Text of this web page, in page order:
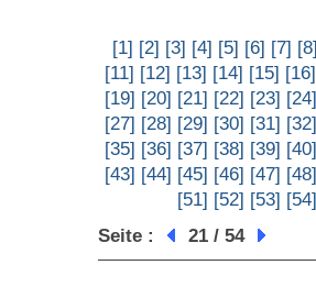
[1] [2] [3] [4] [5] [6] [7] [8]
[11] [12] [13] [14] [15] [16]
[19] [20] [21] [22] [23] [24]
[27] [28] [29] [30] [31] [32]
[35] [36] [37] [38] [39] [40]
[43] [44] [45] [46] [47] [48]
[51] [52] [53] [54]
Seite :
21 / 54